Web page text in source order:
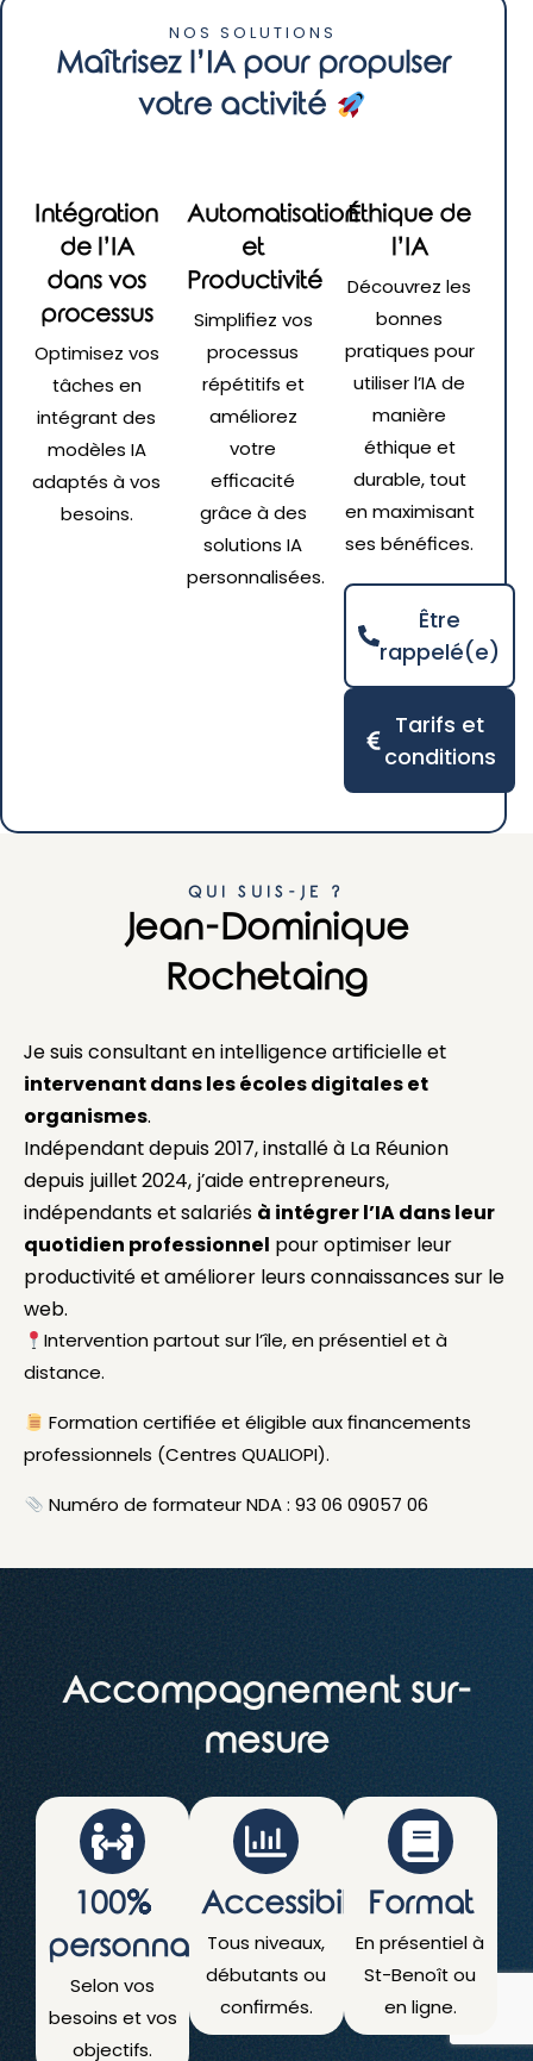
NOS SOLUTIONS
Maîtrisez l’IA pour propulser
votre activité
Intégration
de l’IA
dans vos
processus
Optimisez vos
tâches en
intégrant des
modèles IA
adaptés à vos
besoins.
Automatisation
et
Productivité
Simplifiez vos
processus
répétitifs et
améliorez
votre
efficacité
grâce à des
solutions IA
personnalisées.
Éthique de
l’IA
Découvrez les
bonnes
pratiques pour
utiliser l’IA de
manière
éthique et
durable, tout
en maximisant
ses bénéfices.
Être
rappelé(e)
Tarifs et
conditions
QUI SUIS-JE ?
Jean-Dominique
Rochetaing
Je suis consultant en intelligence artificielle et
intervenant dans les écoles digitales et
organismes.
Indépendant depuis 2017, installé à La Réunion
depuis juillet 2024, j’aide entrepreneurs,
indépendants et salariés à intégrer l’IA dans leur
quotidien professionnel pour optimiser leur
productivité et améliorer leurs connaissances sur le
web.
Intervention partout sur l’île, en présentiel et à
distance.
Formation certifiée et éligible aux financements
professionnels (Centres QUALIOPI).
Numéro de formateur NDA : 93 06 09057 06
Accompagnement sur-
mesure
100%
personnalisé
Selon vos
besoins et vos
objectifs.
Accessibilité
Tous niveaux,
débutants ou
confirmés.
Format
En présentiel à
St-Benoît ou
en ligne.